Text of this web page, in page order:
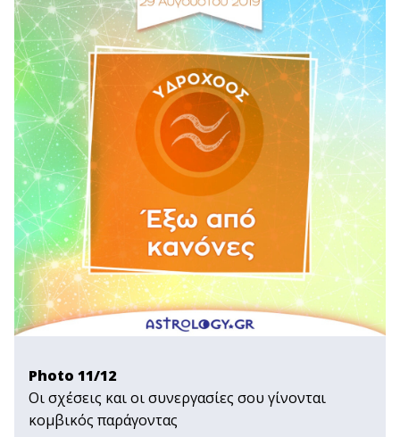
Photo 11/12
Οι σχέσεις και οι συνεργασίες σου γίνονται
κομβικός παράγοντας